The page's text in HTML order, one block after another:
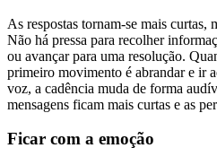
As respostas tornam-se mais curtas,
Não há pressa para recolher
ou avançar para uma resolução.
primeiro movimento é abrandar e ir
voz, a cadência muda de forma
mensagens ficam mais curtas e as
Ficar com a emoção